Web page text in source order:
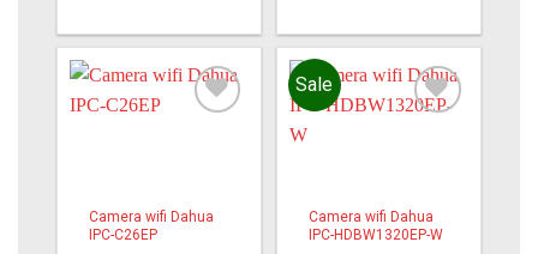
Camera wifi Dahua
IPC-C26EP
Sale
Camera wifi Dahua
IPC-HDBW1320EP-W